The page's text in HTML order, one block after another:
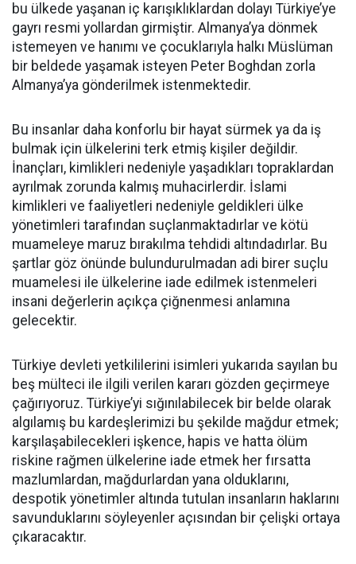
bu ülkede yaşanan iç karışıklıklardan dolayı Türkiye’ye
gayrı resmi yollardan girmiştir. Almanya’ya dönmek
istemeyen ve hanımı ve çocuklarıyla halkı Müslüman
bir beldede yaşamak isteyen Peter Boghdan zorla
Almanya’ya gönderilmek istenmektedir.
Bu insanlar daha konforlu bir hayat sürmek ya da iş
bulmak için ülkelerini terk etmiş kişiler değildir.
İnançları, kimlikleri nedeniyle yaşadıkları topraklardan
ayrılmak zorunda kalmış muhacirlerdir. İslami
kimlikleri ve faaliyetleri nedeniyle geldikleri ülke
yönetimleri tarafından suçlanmaktadırlar ve kötü
muameleye maruz bırakılma tehdidi altındadırlar. Bu
şartlar göz önünde bulundurulmadan adi birer suçlu
muamelesi ile ülkelerine iade edilmek istenmeleri
insani değerlerin açıkça çiğnenmesi anlamına
gelecektir.
Türkiye devleti yetkililerini isimleri yukarıda sayılan bu
beş mülteci ile ilgili verilen kararı gözden geçirmeye
çağırıyoruz. Türkiye’yi sığınılabilecek bir belde olarak
algılamış bu kardeşlerimizi bu şekilde mağdur etmek;
karşılaşabilecekleri işkence, hapis ve hatta ölüm
riskine rağmen ülkelerine iade etmek her fırsatta
mazlumlardan, mağdurlardan yana olduklarını,
despotik yönetimler altında tutulan insanların haklarını
savunduklarını söyleyenler açısından bir çelişki ortaya
çıkaracaktır.